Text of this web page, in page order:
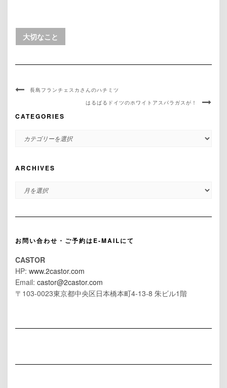
大切なこと
長島フランチェスカさんのハチミツ
はるばるドイツのホワイトアスパラガスが！
CATEGORIES
CATEGORIES
ARCHIVES
ARCHIVES
お問い合わせ・ご予約はE-MAILにて
CASTOR
HP: www.2castor.com
Email: castor@2castor.com
〒103-0023東京都中央区日本橋本町4-13-8 朱ビル1階